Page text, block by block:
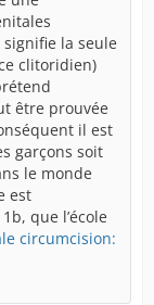
la seule
clitoridien)
être prouvée
il est
garçons soit
le monde
est
que l’école
circumcision: